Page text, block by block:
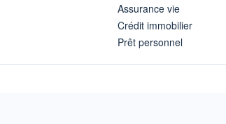
Assurance vie
Crédit immobilier
Prêt personnel